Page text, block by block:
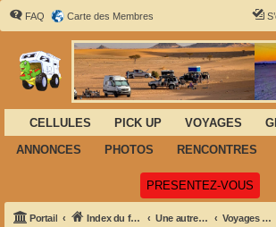
FAQ Carte des Membres
CELLULES PICK UP VOYAGES
ANNONCES
PHOTOS RENCONTRES
PRESENTEZ-VOUS
Portail Index du forum Une autre façon de voyager Voyages et Aventures